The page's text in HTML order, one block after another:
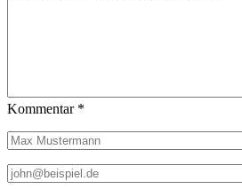
Kommentar *